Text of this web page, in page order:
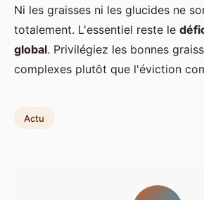
Ni les graisses ni les glucides ne
totalement. L'essentiel reste le
global. Privilégiez les bonnes
complexes plutôt que l'éviction
Actu